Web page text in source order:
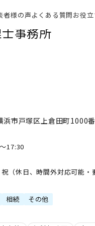
者様の声よくある質問お役
事務所
浜市戸塚区上倉田町1000
17:30
（休日、時間外対応可能・
相続 その他